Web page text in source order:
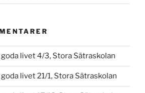
livet 4/3, Stora Sätraskolan
livet 21/1, Stora Sätraskolan